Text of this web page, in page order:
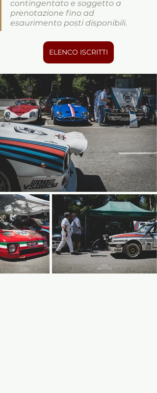
contingentato e soggetto a
prenotazione fino ad
esaurimento posti disponibili.
ELENCO ISCRITTI